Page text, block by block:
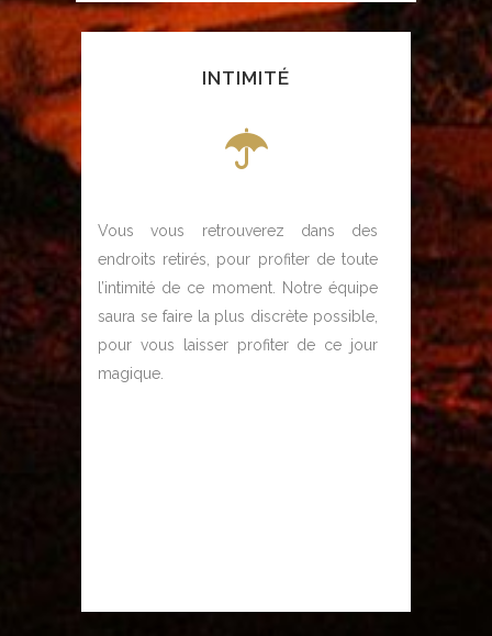
INTIMITÉ
Vous vous retrouverez dans des
endroits retirés, pour profiter de toute
l’intimité de ce moment. Notre équipe
saura se faire la plus discrète possible,
pour vous laisser profiter de ce jour
magique.